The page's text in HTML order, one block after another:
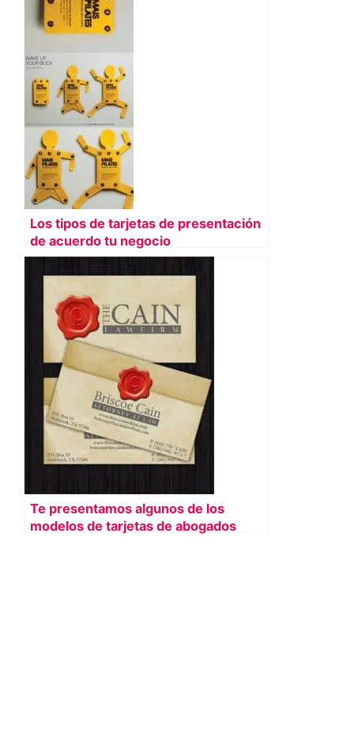
Los tipos de tarjetas de presentación
de acuerdo tu negocio
Te presentamos algunos de los
modelos de tarjetas de abogados